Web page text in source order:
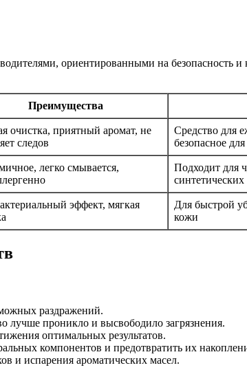
ориентированными на безопасность
Преимущества
очистка, приятный аромат, не
следов
Средство для
безопасное
легко смывается,
Подходит для
эффект, мягкая
Для быстрой
кожи
раздражений.
лучше проникло и высвободило загрязнения.
оптимальных результатов.
компонентов и предотвратить их
и испарения ароматических масел.